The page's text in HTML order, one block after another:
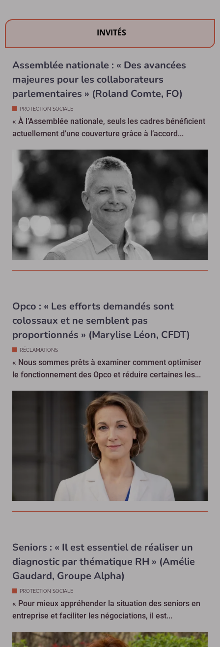
INVITÉS
Assemblée nationale : « Des avancées
majeures pour les collaborateurs
parlementaires » (Roland Comte, FO)
PROTECTION SOCIALE
« À l’Assemblée nationale, seuls les cadres bénéficient
actuellement d’une couverture grâce à l’accord...
Opco : « Les efforts demandés sont
colossaux et ne semblent pas
proportionnés » (Marylise Léon, CFDT)
RÉCLAMATIONS
« Nous sommes prêts à examiner comment optimiser
le fonctionnement des Opco et réduire certaines les...
Seniors : « Il est essentiel de réaliser un
diagnostic par thématique RH » (Amélie
Gaudard, Groupe Alpha)
PROTECTION SOCIALE
« Pour mieux appréhender la situation des seniors en
entreprise et faciliter les négociations, il est...